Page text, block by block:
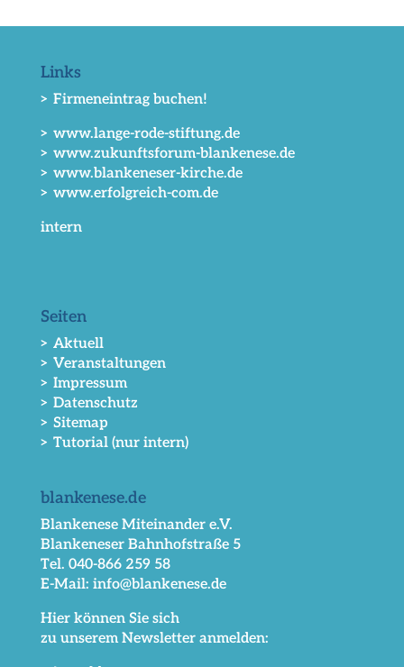
Links
> Firmeneintrag buchen!
> www.lange-rode-stiftung.de
> www.zukunftsforum-blankenese.de
> www.blankeneser-kirche.de
> www.erfolgreich-com.de
intern
Seiten
> Aktuell
> Veranstaltungen
> Impressum
> Datenschutz
> Sitemap
> Tutorial (nur intern)
blankenese.de
Blankenese Miteinander e.V.
Blankeneser Bahnhofstraße 5
Tel. 040-866 259 58
E-Mail: info@blankenese.de
Hier können Sie sich
zu unserem Newsletter anmelden: